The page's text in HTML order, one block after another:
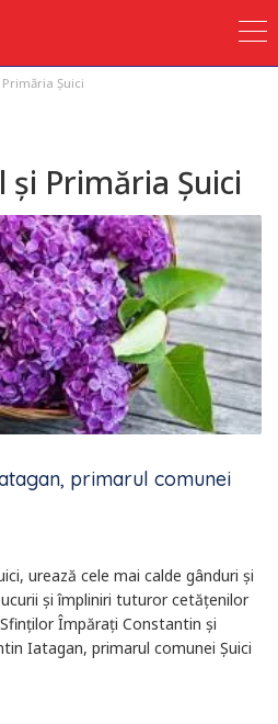
Șuici
și Primăria Șuici
primarul comunei
urează cele mai calde gânduri şi
şi împliniri tuturor cetățenilor
Împărați Constantin și
Iatagan, primarul comunei Șuici